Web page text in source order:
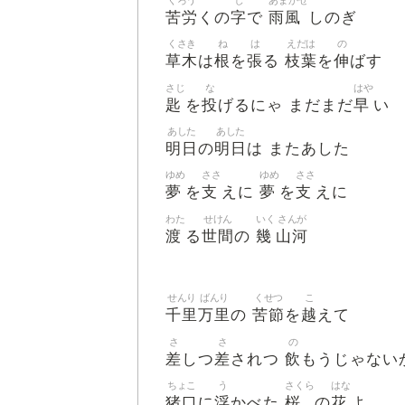
苦労 くの字で 雨風 しのぎ
草木
くさき
は根
ね
を張
は
る 枝葉
えだは
を伸
の
ばす
匙
さじ
を投
な
げるにゃ まだまだ早
はや
い
明日
あした
の明日
あした
は またあした
夢
ゆめ
を支
ささ
えに 夢
ゆめ
を支
ささ
えに
渡
わた
る世間
せけん
の 幾
いく
山河
さんが
千里
せんり
万里
ばんり
の 苦節
くせつ
を越
こ
えて
差
さ
しつ差
さ
されつ 飲
の
もうじゃない
ちょこ う さくら はな